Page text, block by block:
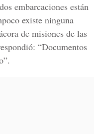
embarcaciones están
existe ninguna
de misiones de las
“Documentos